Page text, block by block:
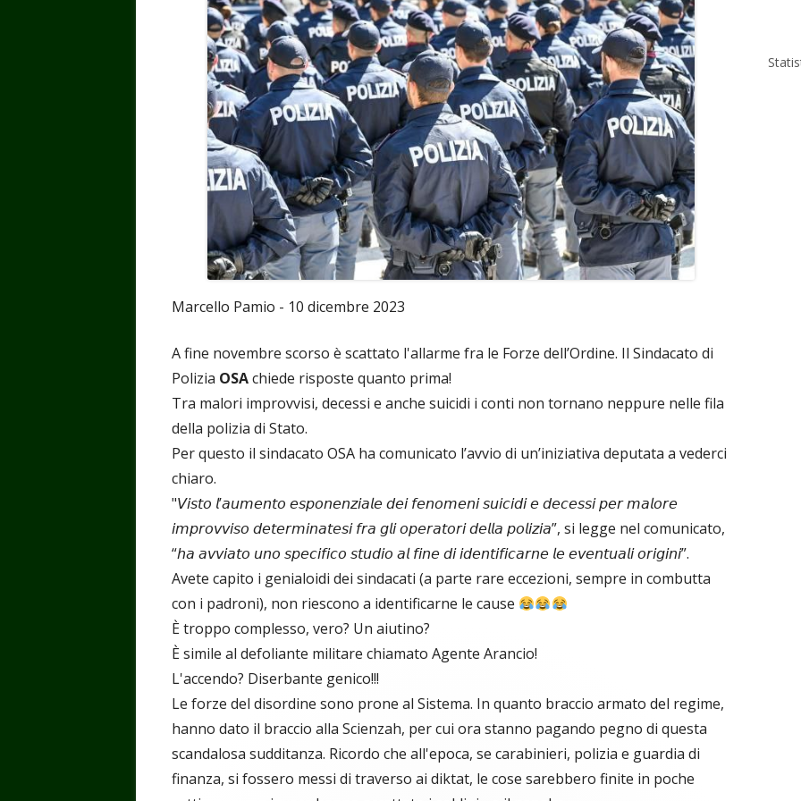
Marcello Pamio - 10 dicembre 2023
A fine novembre scorso è scattato l'allarme fra le Forze dell’Ordine. Il Sindacato di
Polizia OSAchiede risposte quanto prima!
Tra malori improvvisi, decessi e anche suicidi i conti non tornano neppure nelle fila
della polizia di Stato.
Per questo il sindacato OSA ha comunicato l’avvio di un’iniziativa deputata a vederci
chiaro.
"𝘝𝘪𝘴𝘵𝘰 𝘭’𝘢𝘶𝘮𝘦𝘯𝘵𝘰 𝘦𝘴𝘱𝘰𝘯𝘦𝘯𝘻𝘪𝘢𝘭𝘦 𝘥𝘦𝘪 𝘧𝘦𝘯𝘰𝘮𝘦𝘯𝘪 𝘴𝘶𝘪𝘤𝘪𝘥𝘪 𝘦 𝘥𝘦𝘤𝘦𝘴𝘴𝘪 𝘱𝘦𝘳 𝘮𝘢𝘭𝘰𝘳𝘦
𝘪𝘮𝘱𝘳𝘰𝘷𝘷𝘪𝘴𝘰 𝘥𝘦𝘵𝘦𝘳𝘮𝘪𝘯𝘢𝘵𝘦𝘴𝘪 𝘧𝘳𝘢 𝘨𝘭𝘪 𝘰𝘱𝘦𝘳𝘢𝘵𝘰𝘳𝘪 𝘥𝘦𝘭𝘭𝘢 𝘱𝘰𝘭𝘪𝘻𝘪𝘢”, si legge nel comunicato,
“𝘩𝘢 𝘢𝘷𝘷𝘪𝘢𝘵𝘰 𝘶𝘯𝘰 𝘴𝘱𝘦𝘤𝘪𝘧𝘪𝘤𝘰 𝘴𝘵𝘶𝘥𝘪𝘰 𝘢𝘭 𝘧𝘪𝘯𝘦 𝘥𝘪 𝘪𝘥𝘦𝘯𝘵𝘪𝘧𝘪𝘤𝘢𝘳𝘯𝘦 𝘭𝘦 𝘦𝘷𝘦𝘯𝘵𝘶𝘢𝘭𝘪 𝘰𝘳𝘪𝘨𝘪𝘯𝘪”.
Avete capito i genialoidi dei sindacati (a parte rare eccezioni, sempre in combutta
con i padroni), non riescono a identificarne le cause
È troppo complesso, vero? Un aiutino?
È simile al defoliante militare chiamato Agente Arancio!
L'accendo? Diserbante genico!!!
Le forze del disordine sono prone al Sistema. In quanto braccio armato del regime,
hanno dato il braccio alla Scienzah, per cui ora stanno pagando pegno di questa
scandalosa sudditanza. Ricordo che all'epoca, se carabinieri, polizia e guardia di
finanza, si fossero messi di traverso ai diktat, le cose sarebbero finite in poche